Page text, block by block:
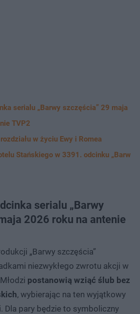
serialu „Barwy szczęścia” 29 maja
TVP2
w życiu Ewy i Romea
Stańskiego w 3391. odcinku „Barw
serialu „Barwy
2026 roku na antenie
„Barwy szczęścia”
niezwykłego zwrotu akcji w
postanowią wziąć ślub bez
, wybierając na ten wyjątkowy
Dla pary będzie to symboliczny